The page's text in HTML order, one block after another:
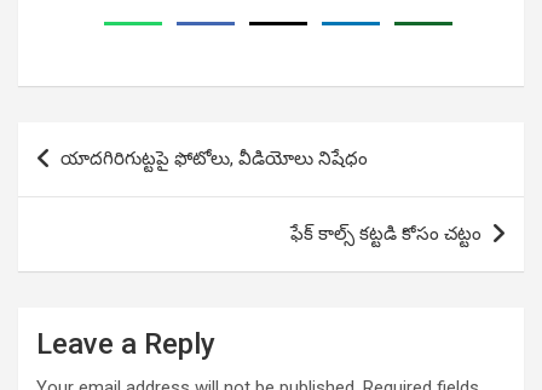
Post
navigation
యాదగిరిగుట్టపై ఫోటోలు, వీడియోలు నిషేధం
ఫేక్ కాల్స్ కట్టడి కోసం చట్టం
Leave a Reply